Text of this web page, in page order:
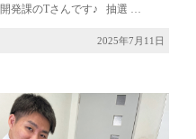
開発課のTさんです♪ 抽選 …
2025年7月11日